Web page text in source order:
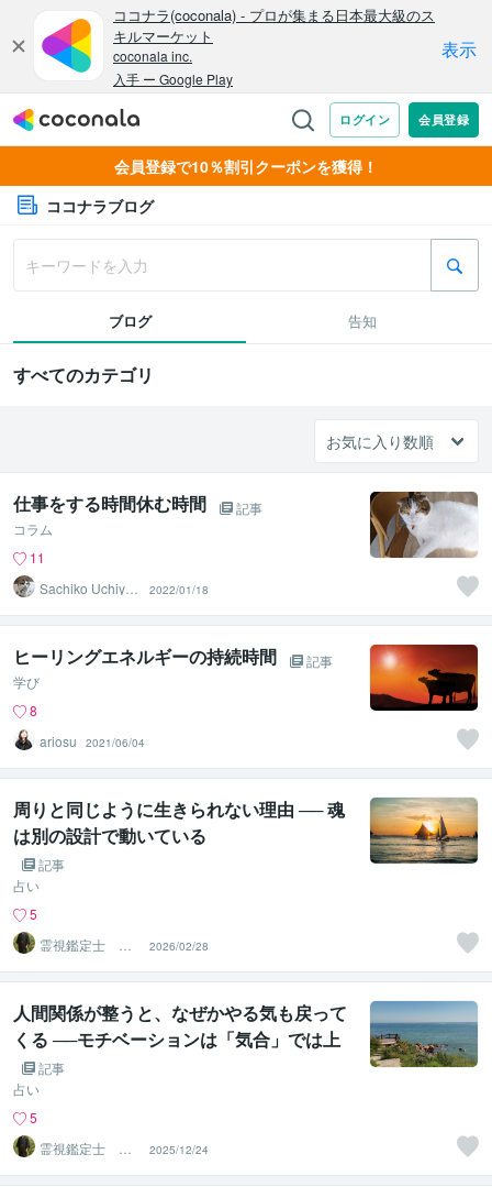
会員登録で10％割引クーポンを獲得！
ココナラブログ
ブログ 告知
すべてのカテゴリ
仕事をする時間休む時間
記事
コラム
11
Sachiko Uchiya
2022/01/18
ヒーリングエネルギーの持続時間
記事
学び
8
ariosu
2021/06/04
周りと同じように生きられない理由 ── 魂
は別の設計で動いている
記事
占い
5
霊視鑑定士 神
凪
2026/02/28
人間関係が整うと、なぜかやる気も戻って
くる ──モチベーションは「気合」では上
がらない
記事
占い
5
霊視鑑定士 神
凪
2025/12/24